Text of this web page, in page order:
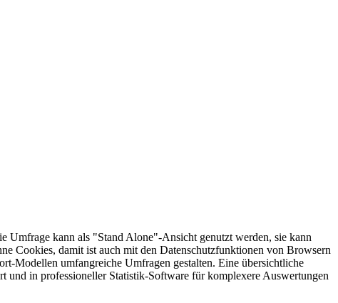
Umfrage kann als "Stand Alone"-Ansicht genutzt werden, sie kann
Cookies, damit ist auch mit den Datenschutzfunktionen von Browsern
Modellen umfangreiche Umfragen gestalten. Eine übersichtliche
und in professioneller Statistik-Software für komplexere Auswertungen